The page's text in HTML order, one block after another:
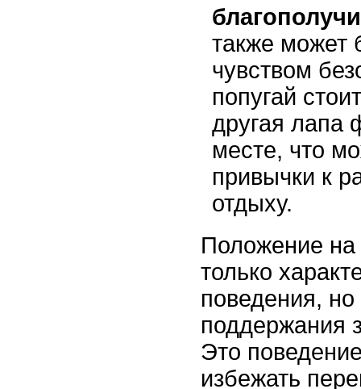
также может
чувством
попугай
другая лапа
месте, что
привычки к
отдыху.
Положение на
только
поведения,
поддержания
Это
избежать